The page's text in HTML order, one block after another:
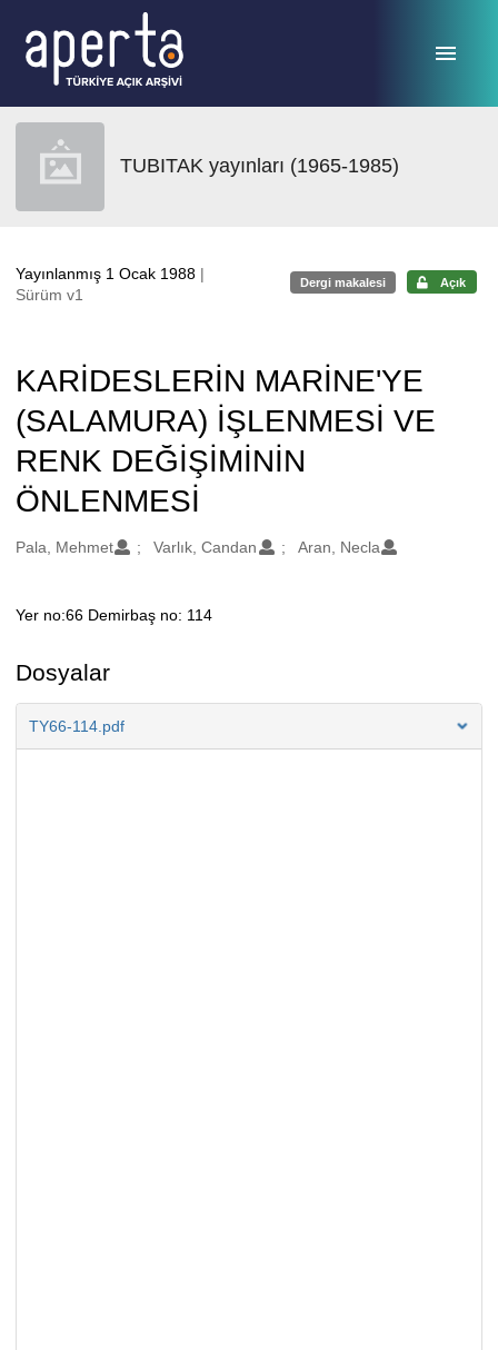
TUBITAK yayınları (1965-1985)
Yayınlanmış 1 Ocak 1988 |
Sürüm v1
Dergi makalesi Açık
KARİDESLERİN MARİNE'YE
(SALAMURA) İŞLENMESİ VE
RENK DEĞİŞİMİNİN
ÖNLENMESİ
Oluşturanlar
Pala, Mehmet Varlık, Candan Aran, Necla
Açıklama
Yer no:66 Demirbaş no: 114
Dosyalar
TY66-114.pdf